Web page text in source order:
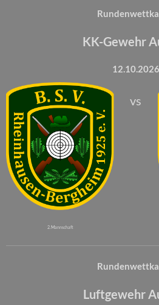
KK-Gewehr
12.10.2026
2. Mannschaft
vs
Luftgewehr